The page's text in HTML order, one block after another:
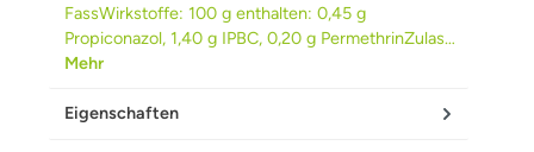
FassWirkstoffe: 100 g enthalten: 0,45 g
Propiconazol, 1,40 g IPBC, 0,20 g PermethrinZulas…
Mehr
Eigenschaften